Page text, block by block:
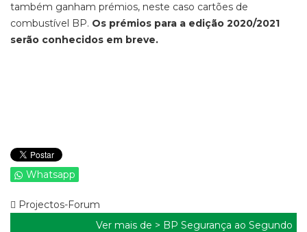
também ganham prémios, neste caso cartões de
combustível BP. Os prémios para a edição 2020/2021
serão conhecidos em breve.
Whatsapp
Projectos-Forum
Ver mais de > BP Segurança ao Segundo